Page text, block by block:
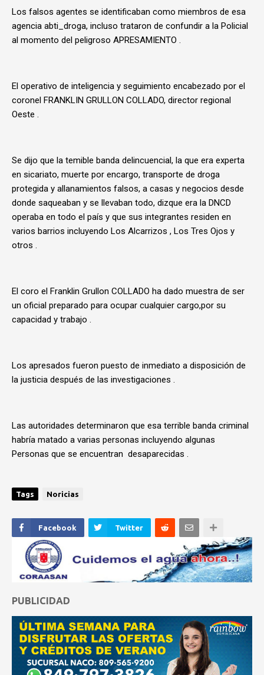
Los falsos agentes se identificaban como miembros de esa
agencia abti_droga, incluso trataron de confundir a la Policial
al momento del peligroso APRESAMIENTO .
El operativo de inteligencia y seguimiento encabezado por el
coronel FRANKLIN GRULLON COLLADO, director regional
Oeste .
Se dijo que la temible banda delincuencial, la que era experta
en sicariato, muerte por encargo, transporte de droga
protegida y allanamientos falsos, a casas y negocios desde
donde saqueaban y se llevaban todo, dizque era la DNCD
operaba en todo el país y que sus integrantes residen en
varios barrios incluyendo Los Alcarrizos , Los Tres Ojos y
otros .
El coro el Franklin Grullon COLLADO ha dado muestra de ser
un oficial preparado para ocupar cualquier cargo,por su
capacidad y trabajo .
Los apresados fueron puesto de inmediato a disposición de
la justicia después de las investigaciones .
Las autoridades determinaron que esa terrible banda criminal
habría matado a varias personas incluyendo algunas
Personas que se encuentran desaparecidas .
Tags Noricias
Facebook Twitter
PUBLICIDAD